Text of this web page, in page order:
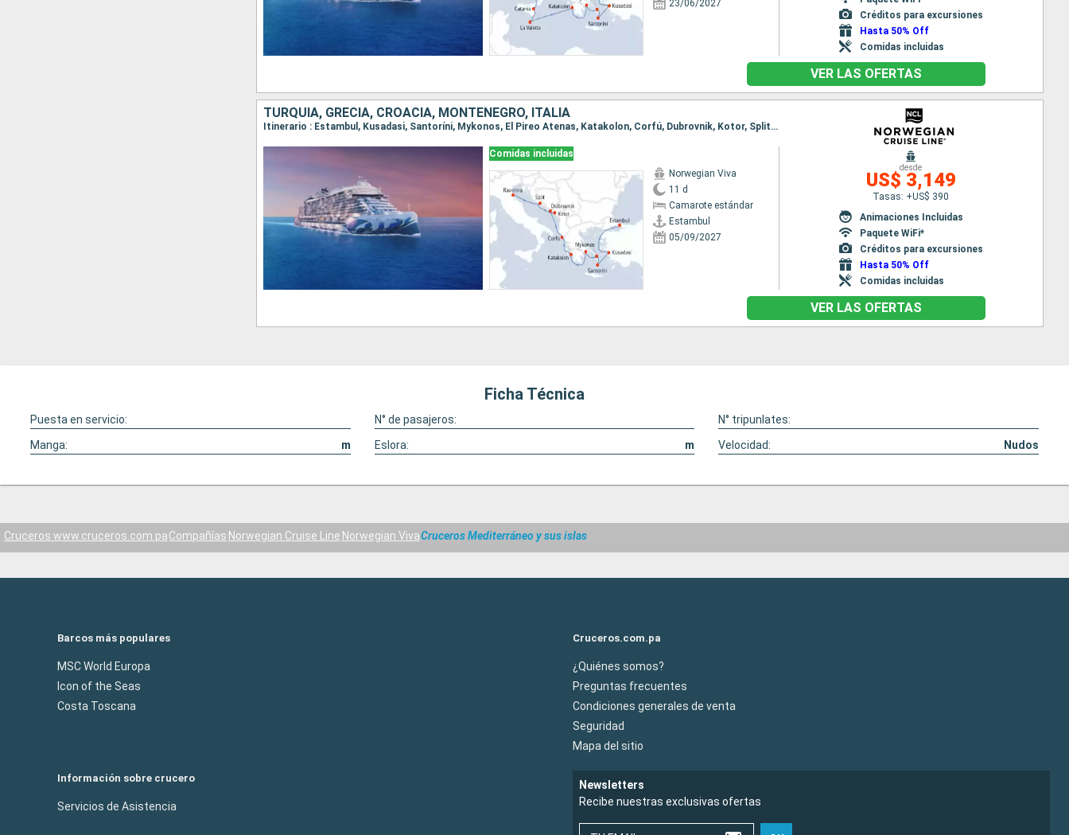
23/06/2027
Créditos para excursiones
Hasta 50% Off
Comidas incluidas
VER LAS OFERTAS
TURQUÍA, GRECIA, CROACIA, MONTENEGRO, ITALIA
Itinerario : Estambul, Kusadasi, Santoríni, Mykonos, El Pireo Atenas, Katakolon, Corfú, Dubrovnik, Kotor, Split, Ravenna
Comidas incluidas
Norwegian Viva
11 d
Camarote estándar
Estambul
05/09/2027
desde
US$ 3,149
Tasas: +US$ 390
Animaciones Incluidas
Paquete WiFi*
Créditos para excursiones
Hasta 50% Off
Comidas incluidas
VER LAS OFERTAS
Ficha Técnica
Puesta en servicio: N° de pasajeros:
N° tripunlates:
Manga:
m Eslora: m Velocidad: Nudos
Cruceros www.cruceros.com.paCompañías Norwegian Cruise Line Norwegian VivaCruceros Mediterráneo y sus islas
Barcos más populares
MSC World Europa
Icon of the Seas
Costa Toscana
Cruceros.com.pa
¿Quiénes somos?
Preguntas frecuentes
Condiciones generales de venta
Seguridad
Mapa del sitio
Información sobre crucero
Servicios de Asistencia
Newsletters
Recibe nuestras exclusivas ofertas